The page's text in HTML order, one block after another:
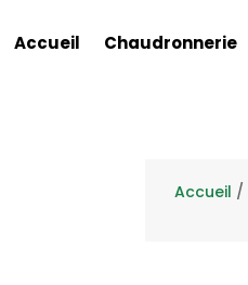
Accueil Chaudronnerie
Accueil /